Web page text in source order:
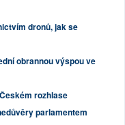
dronů, jak se
obrannou výspou ve
rozhlase
parlamentem